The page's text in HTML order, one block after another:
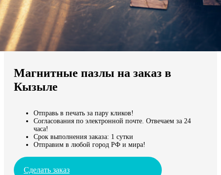
Мы доставляем по всему миру
Продолжить без города
Магнитные пазлы на заказ в
Кызыле
Отправь в печать за пару кликов!
Согласования по электронной почте. Отвечаем за 24
часа!
Срок выполнения заказа: 1 сутки
Отправим в любой город РФ и мира!
Сделать заказ